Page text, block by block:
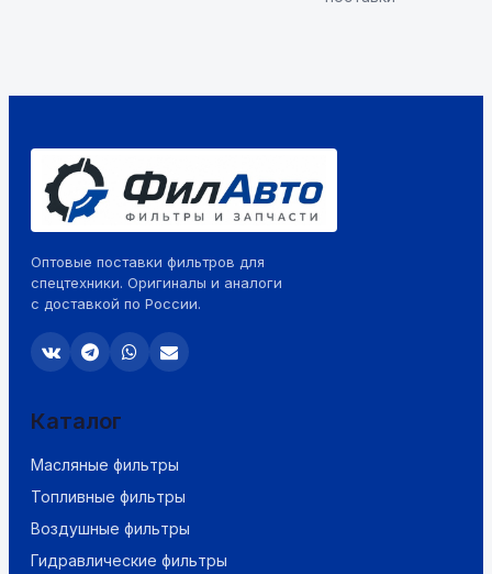
Оптовые поставки фильтров для
спецтехники. Оригиналы и аналоги
с доставкой по России.
Каталог
Масляные фильтры
Топливные фильтры
Воздушные фильтры
Гидравлические фильтры